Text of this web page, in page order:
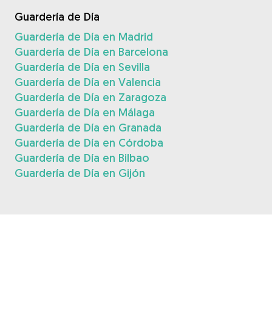
Guardería de Día
Guardería de Día en Madrid
Guardería de Día en Barcelona
Guardería de Día en Sevilla
Guardería de Día en Valencia
Guardería de Día en Zaragoza
Guardería de Día en Málaga
Guardería de Día en Granada
Guardería de Día en Córdoba
Guardería de Día en Bilbao
Guardería de Día en Gijón